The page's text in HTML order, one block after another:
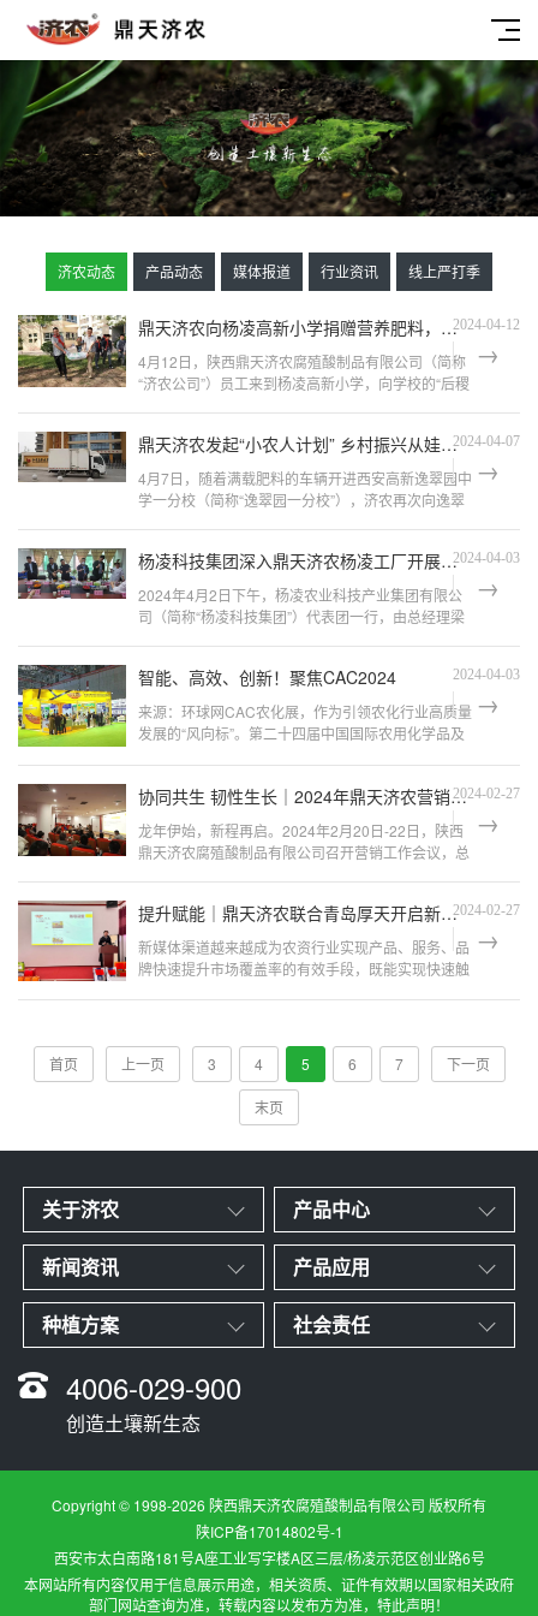
济农动态 产品动态 媒体报道 行业资讯 线上严打季
鼎天济农向杨凌高新小学捐赠营养肥料，持续推进 “小农人计划”2024-04-12
4月12日，陕西鼎天济农腐殖酸制品有限公司（简称
“济农公司”）员工来到杨凌高新小学，向学校的“后稷
进 “小农...
鼎天济农发起“小农人计划” 乡村振兴从娃娃抓起2024-04-07
4月7日，随着满载肥料的车辆开进西安高新逸翠园中
学一分校（简称“逸翠园一分校”），济农再次向逸翠
知马力、济...
杨凌科技集团深入鼎天济农杨凌工厂开展专项调研2024-04-03
2024年4月2日下午，杨凌农业科技产业集团有限公
司（简称“杨凌科技集团”）代表团一行，由总经理梁
双方在农业...
智能、高效、创新！聚焦CAC2024 2024-04-03
来源：环球网CAC农化展，作为引领农化行业高质量
发展的“风向标”。第二十四届中国国际农用化学品及
米，...
协同共生 韧性生长｜2024年鼎天济农营销工作会议圆满举行
2024-02-27
龙年伊始，新程再启。2024年2月20日-22日，陕西
鼎天济农腐殖酸制品有限公司召开营销工作会议，总
题进行...
提升赋能｜鼎天济农联合青岛厚天开启新媒体营销新赛道2024-02-27
新媒体渠道越来越成为农资行业实现产品、服务、品
牌快速提升市场覆盖率的有效手段，既能实现快速触
首页
上一页 3 4 5 6 7 下一页
末页
关于济农 产品中心
新闻资讯 产品应用
种植方案 社会责任
4006-029-900
创造土壤新生态
Copyright © 1998-2026 陕西鼎天济农腐殖酸制品有限公司 版权所有
陕ICP备17014802号-1
西安市太白南路181号A座工业写字楼A区三层/杨凌示范区创业路6号
本网站所有内容仅用于信息展示用途，相关资质、证件有效期以国家相关政府
部门网站查询为准，转载内容以发布方为准，特此声明！